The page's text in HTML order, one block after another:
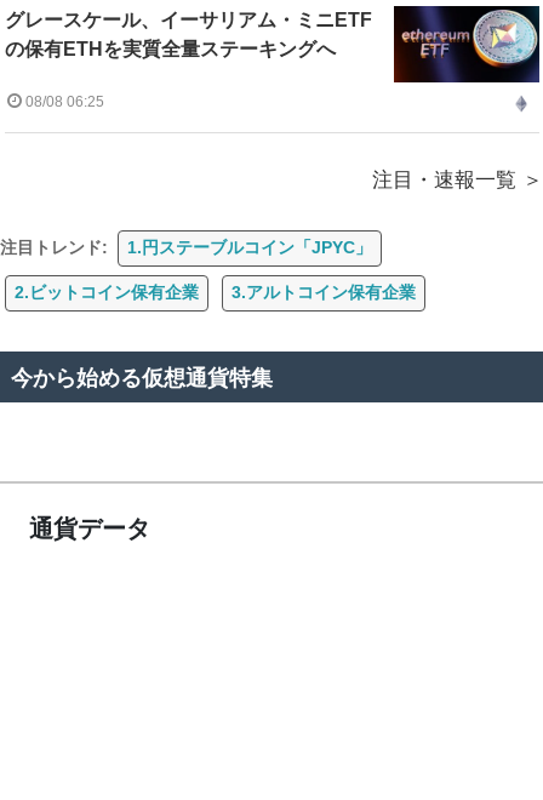
グレースケール、イーサリアム・ミニETF
の保有ETHを実質全量ステーキングへ
08/08 06:25
注目・速報一覧
注目トレンド: 1.円ステーブルコイン「JPYC」
2.ビットコイン保有企業 3.アルトコイン保有企業
今から始める仮想通貨特集
通貨データ